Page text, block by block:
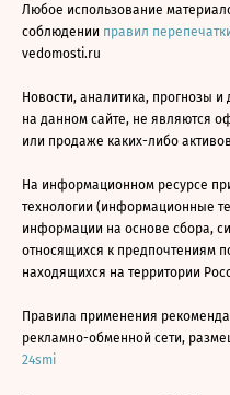
Любое использование
соблюдении правил
vedomosti.ru
Новости, аналитика, прогнозы
на данном сайте, не являются
или продаже каких-либо
На информационном ресурсе
технологии (информационные
информации на основе сбора,
относящихся к предпочтениям
находящихся на территории
Правила применения
рекламно-обменной сети,
24smi